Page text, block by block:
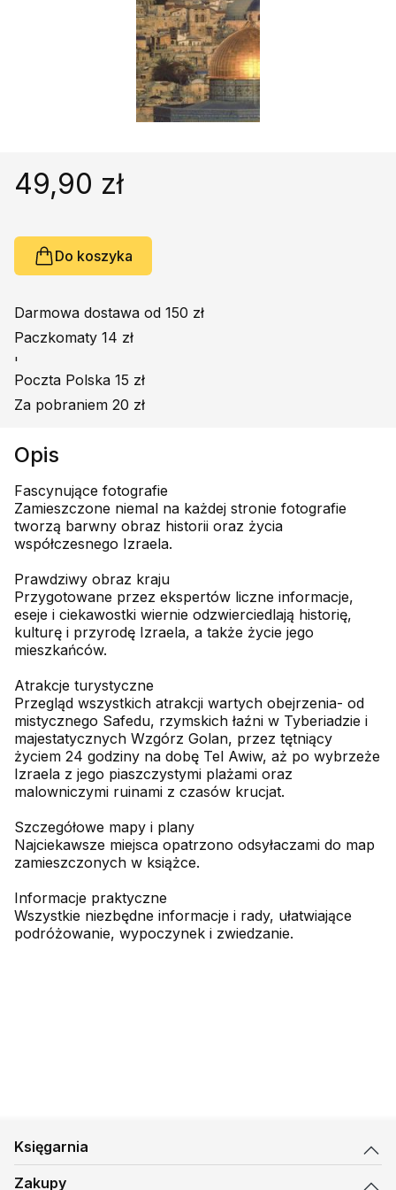
Książki obcojęzyczne
Poradniki, leksykony...
Podręczniki szkolne
49,90 zł
Do koszyka
Darmowa dostawa od 150 zł
Paczkomaty 14 zł
'
Poczta Polska 15 zł
Za pobraniem 20 zł
Opis
Fascynujące fotografie
Zamieszczone niemal na każdej stronie fotografie
tworzą barwny obraz historii oraz życia
współczesnego Izraela.
Prawdziwy obraz kraju
Przygotowane przez ekspertów liczne informacje,
eseje i ciekawostki wiernie odzwierciedlają historię,
kulturę i przyrodę Izraela, a także życie jego
mieszkańców.
Atrakcje turystyczne
Przegląd wszystkich atrakcji wartych obejrzenia- od
mistycznego Safedu, rzymskich łaźni w Tyberiadzie i
majestatycznych Wzgórz Golan, przez tętniący
życiem 24 godziny na dobę Tel Awiw, aż po wybrzeże
Izraela z jego piaszczystymi plażami oraz
malowniczymi ruinami z czasów krucjat.
Szczegółowe mapy i plany
Najciekawsze miejsca opatrzono odsyłaczami do map
zamieszczonych w książce.
Informacje praktyczne
Wszystkie niezbędne informacje i rady, ułatwiające
podróżowanie, wypoczynek i zwiedzanie.
Księgarnia
Zakupy